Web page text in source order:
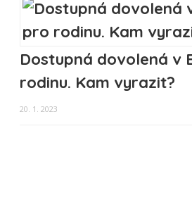
Dostupná dovolená v
rodinu. Kam vyrazit?
20. 1. 2023